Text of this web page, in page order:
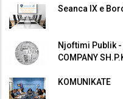
Seanca IX e
Njoftimi Publik -
COMPANY
KOMUNIKATË